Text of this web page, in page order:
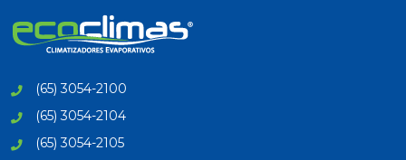
(65) 3054-2100
(65) 3054-2104
(65) 3054-2105